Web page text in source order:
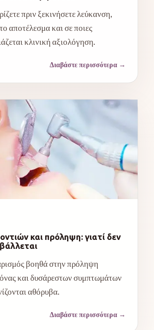
πριν ξεκινήσετε λεύκανση,
αποτέλεσμα και σε ποιες
κλινική αξιολόγηση.
Διαβάστε περισσότερα →
και πρόληψη: γιατί δεν
βοηθά στην πρόληψη
και δυσάρεστων συμπτωμάτων
αθόρυβα.
Διαβάστε περισσότερα →